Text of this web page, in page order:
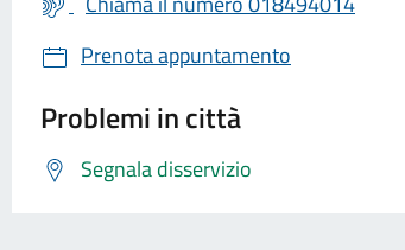
Prenota appuntamento
Problemi in città
Segnala disservizio